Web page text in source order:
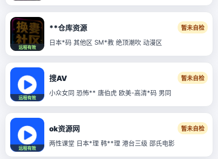
远程有效
**仓库资源 暂未自检
日本*码 其他区 SM*教 绝顶潮吹 动漫区
远程有效
搜AV 暂未自检
小众女同 恐怖** 唐伯虎 欧美-高清*码 男同
远程有效
ok资源网 暂未自检
两性课堂 日本*理 韩**理 港台三级 邵氏电影